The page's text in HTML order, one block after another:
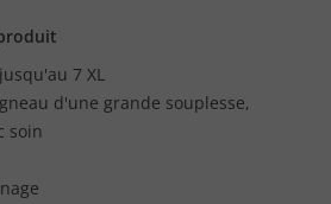
7 XL
d'une grande souplesse,
soin